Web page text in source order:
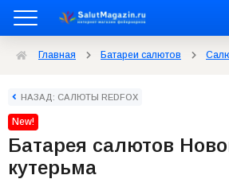
Главная Батареи салютов
НАЗАД: САЛЮТЫ REDFOX
New!
Батарея салютов
кутерьма